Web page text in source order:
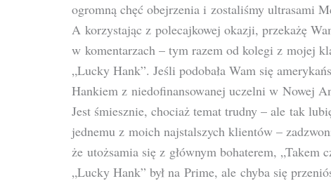
ogromną chęć obejrzenia i zostaliśmy ultrasami
A korzystając z polecajkowej okazji, przekażę
w komentarzach – tym razem od kolegi z mojej
„Lucky Hank”. Jeśli podobała Wam się
Hankiem z niedofinansowanej uczelni w Nowej
Jest śmiesznie, chociaż temat trudny – ale tak
jednemu z moich najstalszych klientów –
że utożsamia się z głównym bohaterem, „Takem
„Lucky Hank” był na Prime, ale chyba się